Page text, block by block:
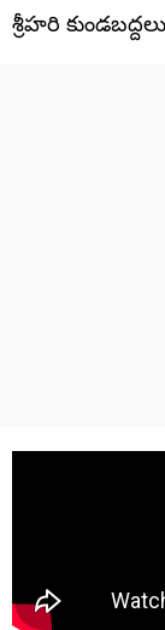
శ్రీహరి